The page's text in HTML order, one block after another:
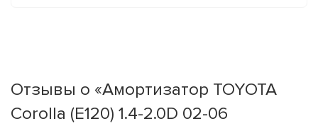
Отзывы о «Амортизатор TOYOTA
Corolla (E120) 1.4-2.0D 02-06